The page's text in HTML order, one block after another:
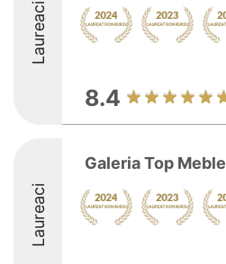
Laureaci
8.4
Laureaci
Galeria Top Meble